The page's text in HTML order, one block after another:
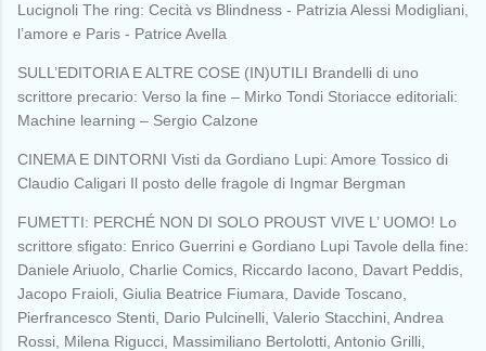
Lucignoli The ring: Cecità vs Blindness - Patrizia Alessi Modigliani,
l’amore e Paris - Patrice Avella
SULL’EDITORIA E ALTRE COSE (IN)UTILI Brandelli di uno
scrittore precario: Verso la fine – Mirko Tondi Storiacce editoriali:
Machine learning – Sergio Calzone
CINEMA E DINTORNI Visti da Gordiano Lupi: Amore Tossico di
Claudio Caligari Il posto delle fragole di Ingmar Bergman
FUMETTI: PERCHÉ NON DI SOLO PROUST VIVE L’ UOMO! Lo
scrittore sfigato: Enrico Guerrini e Gordiano Lupi Tavole della fine:
Daniele Ariuolo, Charlie Comics, Riccardo Iacono, Davart Peddis,
Jacopo Fraioli, Giulia Beatrice Fiumara, Davide Toscano,
Pierfrancesco Stenti, Dario Pulcinelli, Valerio Stacchini, Andrea
Rossi, Milena Rigucci, Massimiliano Bertolotti, Antonio Grilli,